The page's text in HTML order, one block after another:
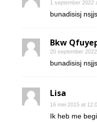
1 september 2022
bunadisisj
Bkw
20 september
bunadisisj
Lisa
16 mei 2015 at
Ik heb me